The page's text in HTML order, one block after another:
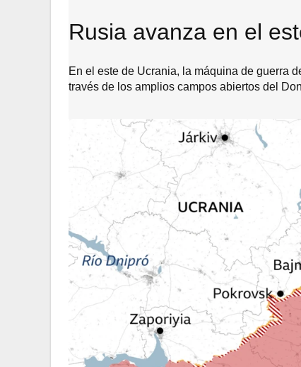
Rusia avanza en el
En el este de Ucrania, la máquina de guerra
través de los amplios campos abiertos del